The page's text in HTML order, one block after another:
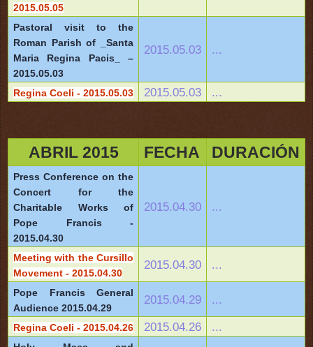
2015.05.05
Pastoral visit to the
Roman Parish of _Santa
Maria Regina Pacis_ –
2015.05.03
2015.05.03 ...
Regina Coeli - 2015.05.03 2015.05.03 ...
ABRIL 2015 FECHA DURACIÓN
Press Conference on the
Concert for the
Charitable Works of
Pope Francis -
2015.04.30
2015.04.30 ...
Meeting with the Cursillo
Movement - 2015.04.30
2015.04.30 ...
Pope Francis General
Audience 2015.04.29
2015.04.29 ...
Regina Coeli - 2015.04.26 2015.04.26 ...